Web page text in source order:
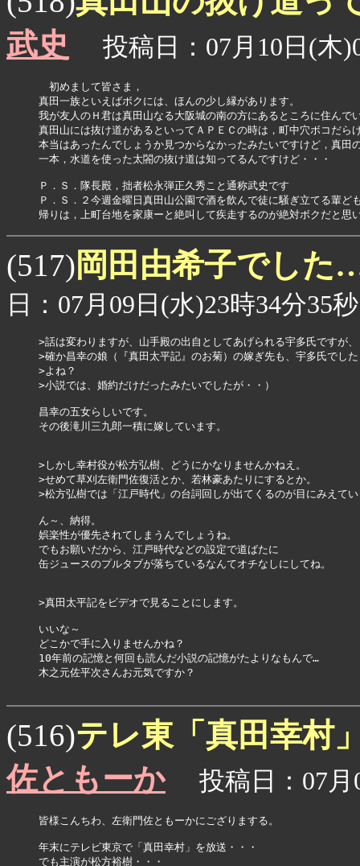
武史 投稿日：07月10日(木
初めまして皆さま，
真田一族といえばボクには、ほんの少し縁があります。
我が友人のＨ君は真田山なる大阪城の南の方にあるところに住んで
真田山には抜け道があるといってＡＰＥＣの時は，町中穴ボコだら
本当はあったんでしょうか見つからなかったみたいですけど，真田
一本，水道を使った太閤の抜け道は知ってるんですけど・・・
Ｐ．Ｓ．隊長殿，拙者松永弾正久秀こと通称武史です
Ｐ．Ｓ．２今週金曜日真田山公園で酒を飲んで徒に騒ぎ立てる輩
帰りは，上町台地を家康ーと絶叫して疾走するのが絶対ボクだと思
(517)岡田由希子でし
日：07月09日(水)23時34分35秒
>話は変わりますが、山手殿の出自としてあげられる宇多氏ですが、
>確か昌幸の娘（『真田太平記』のお菊）の嫁ぎ先も、宇多氏でした
>よね？
>小説では、婚約だけだったみたいでしたが・・）
昌幸の五女らしいです。
その後滝川三九郎一積に嫁しています。
>しかし幸村役が松方弘樹、どうにかなりませんかねえ。
>せめて草刈左衛門佐復活とか、若林豪あたりにするとか。
>松方弘樹では「江戸時代」の台詞回しが出てくるのが目にみえて
ん～、納得。
娯楽性が優先されてしまうんでしょうね。
でもお願いだから、江戸時代などの設定で道ばたに
缶ジュースのプルタブが落ちているなんてオチなしにしてね。
>真田太平記をビデオで見ることにします。
いいな～
どこかで手に入りませんかね？
10年前の記憶と何回も読んだ小説の記憶がたよりなもんで…
木之元佐平次さんお元気ですか？
(516)テレ東「真田幸村
佐ともーか 投稿日：07月
皆様こんちわ、左衛門佐ともーかにござりまする。
年末にテレビ東京で「真田幸村」を放送・・・
でも主演が松方裕樹・・・